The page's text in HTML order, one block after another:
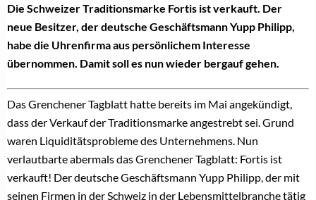
Die Schweizer Traditionsmarke Fortis ist verkauft. Der
neue Besitzer, der deutsche Geschäftsmann Yupp Philipp,
habe die Uhrenfirma aus persönlichem Interesse
übernommen. Damit soll es nun wieder bergauf gehen.
Das Grenchener Tagblatt hatte bereits im Mai angekündigt,
dass der Verkauf der Traditionsmarke angestrebt sei. Grund
waren Liquiditätsprobleme des Unternehmens. Nun
verlautbarte abermals das Grenchener Tagblatt: Fortis ist
verkauft! Der deutsche Geschäftsmann Yupp Philipp, der mit
seinen Firmen in der Schweiz in der Lebensmittelbranche tätig